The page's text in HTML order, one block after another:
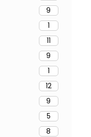
9
1
11
9
1
12
9
5
8